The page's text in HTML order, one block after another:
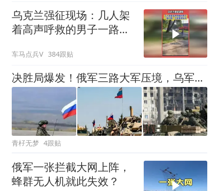
乌克兰强征现场：几人架
着高声呼救的男子一路小
车马点兵V 384跟贴
决胜局爆发！俄军三路大军压境，乌军拼死一搏，最后一道屏障告急
青杍无梦 4跟贴
俄军一张拦截大网上阵，
蜂群无人机就此失效？